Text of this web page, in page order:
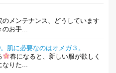
メンテナンス、どうしています
お手...
肌に必要なのはオメガ３。
春になると、新しい服が欲しく
りた...